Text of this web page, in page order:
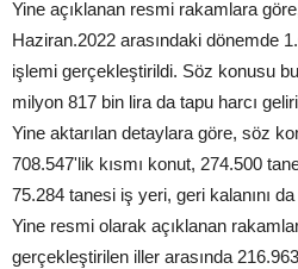
Yine açıklanan resmi rakamlara
Haziran.2022 arasındaki dönemde
işlemi gerçekleştirildi. Söz konusu
milyon 817 bin lira da tapu harcı
Yine aktarılan detaylara göre, söz
708.547'lik kısmı konut, 274.500
75.284 tanesi iş yeri, geri kalanını
Yine resmi olarak açıklanan
gerçekleştirilen iller arasında